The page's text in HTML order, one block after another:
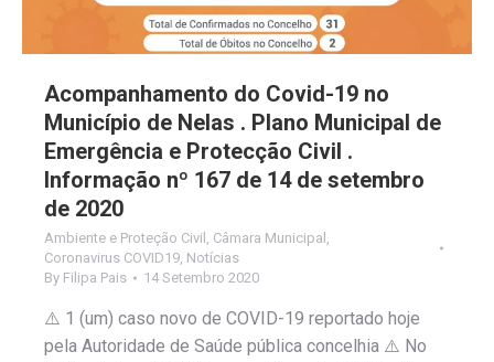
Acompanhamento do Covid-19 no
Município de Nelas . Plano Municipal de
Emergência e Protecção Civil .
Informação nº 167 de 14 de setembro
de 2020
Ambiente e Proteção Civil , Câmara Municipal ,
Coronavirus COVID19, Notícias
By Filipa Pais 14 Setembro 2020
⚠️ 1 (um) caso novo de COVID-19 reportado hoje
pela Autoridade de Saúde pública concelhia ⚠️ No